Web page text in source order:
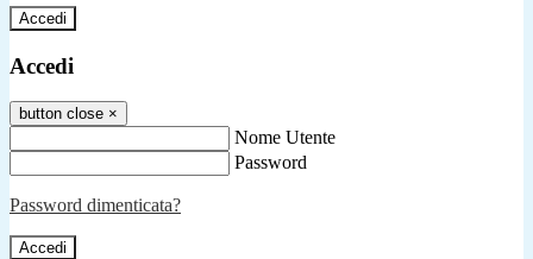
Accedi
Accedi
button close ×
Nome Utente
Password
Password dimenticata?